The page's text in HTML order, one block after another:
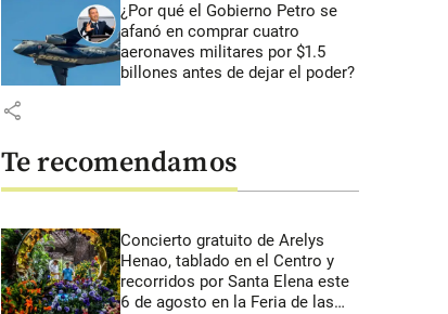
¿Por qué el Gobierno Petro se
afanó en comprar cuatro
aeronaves militares por $1.5
billones antes de dejar el poder?
share
Te recomendamos
Concierto gratuito de Arelys
Henao, tablado en el Centro y
recorridos por Santa Elena este
6 de agosto en la Feria de las